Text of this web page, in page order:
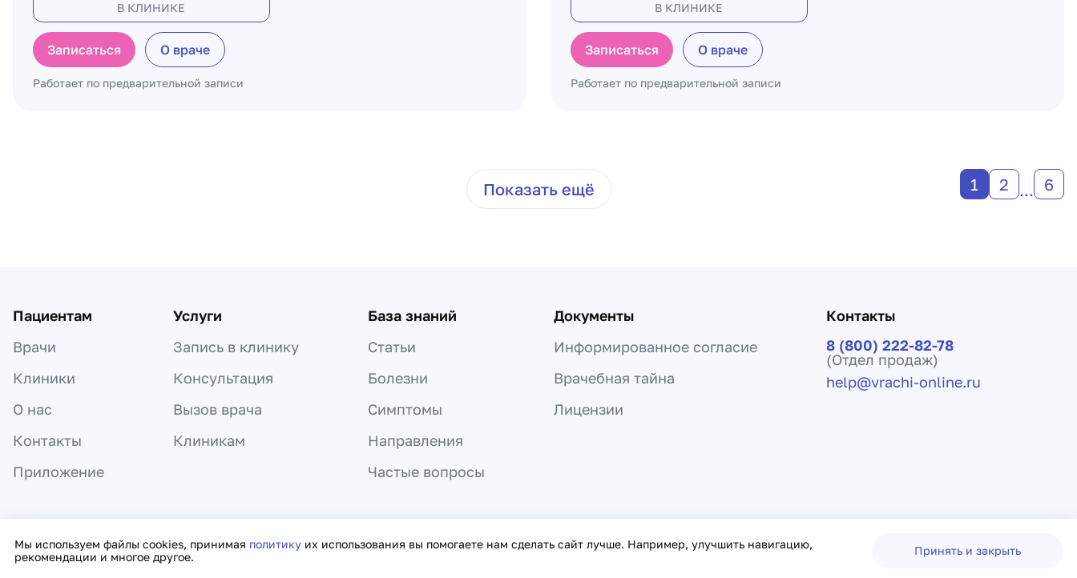
В КЛИНИКЕ
Записаться О враче
Работает по предварительной записи
В КЛИНИКЕ
Записаться О враче
Работает по предварительной записи
Показать ещё 1 2 ... 6
Мы используем файлы cookies, принимая политику их использования вы помогаете нам сделать сайт лучше. Например, улучшить навигацию,
рекомендации и многое другое.
Принять и закрыть
Пациентам
Врачи
Клиники
О нас
Контакты
Приложение
Услуги
Запись в клинику
Консультация
Вызов врача
Клиникам
База знаний
Статьи
Болезни
Симптомы
Направления
Частые вопросы
Документы
Информированное согласие
Врачебная тайна
Лицензии
Контакты
8 (800) 222-82-78
(Отдел продаж)
help@vrachi-online.ru